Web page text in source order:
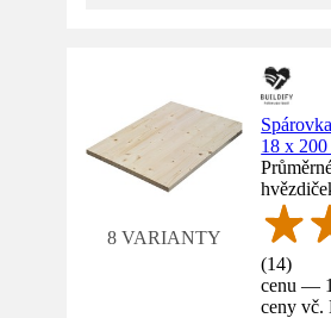
8 VARIANTY
18 x
(14)
cenu —
ceny vč.